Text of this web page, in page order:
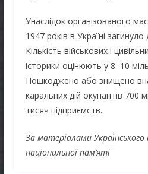
Унаслідок організованого
1947 років в Україні
Кількість військових і
історики оцінюють у 8–10
Пошкоджено або знищено
каральних дій окупантів 700
тисяч підприємств.
За матеріалами
національної пам’яті